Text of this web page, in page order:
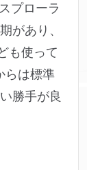
プローラ
があり、
も使って
らは標準
勝手が良